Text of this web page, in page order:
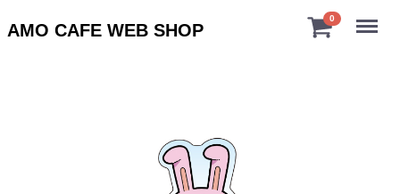
AMO CAFE WEB SHOP
0 Menu